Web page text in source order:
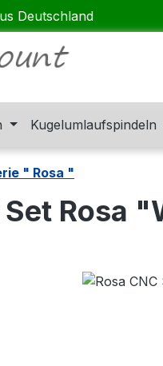
Deutschland
Kugelumlaufspindeln
" Rosa "
Set Rosa